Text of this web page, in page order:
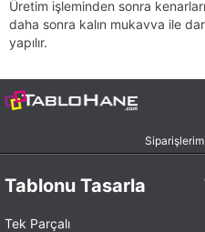
Üretim işleminden sonra
daha sonra kalın mukavva ile
yapılır.
Siparişlerim
Tablonu Tasarla
Tek Parçalı